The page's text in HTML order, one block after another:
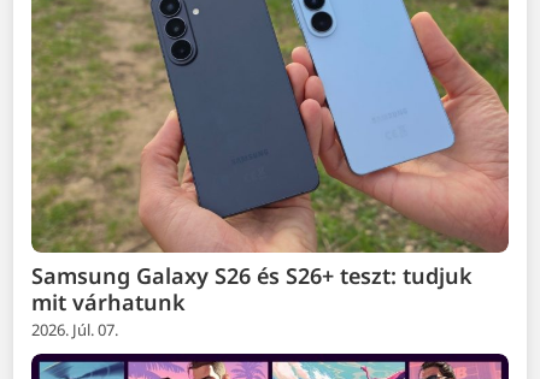
Samsung Galaxy S26 és S26+ teszt: tudjuk
mit várhatunk
2026. Júl. 07.